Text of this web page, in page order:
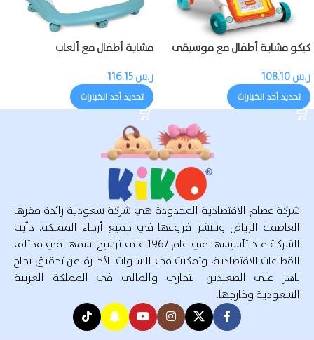
كيكو مشاية أطفال مع موسيقى
ر.س
تحديد أحد الخيارات
مشاية أطفال مع ألعاب
ر.س
تحديد أحد الخيارات
شركة عصام الاقتصادية المحدودة هي شركة سعودية رائدة مقرها
العاصمة الرياض وتنتشر فروعها في جميع أرجاء المملكة. دأبت
الشركة منذ تأسيسها في عام 1967 على ترسيخ اسمها في مختلف
القطاعات الاقتصادية، وتمكنت في السنوات الأخيرة من تحقيق نجاح
باهر على الصعيدين التجاري والمالي في المملكة العربية
السعودية وخارجها.